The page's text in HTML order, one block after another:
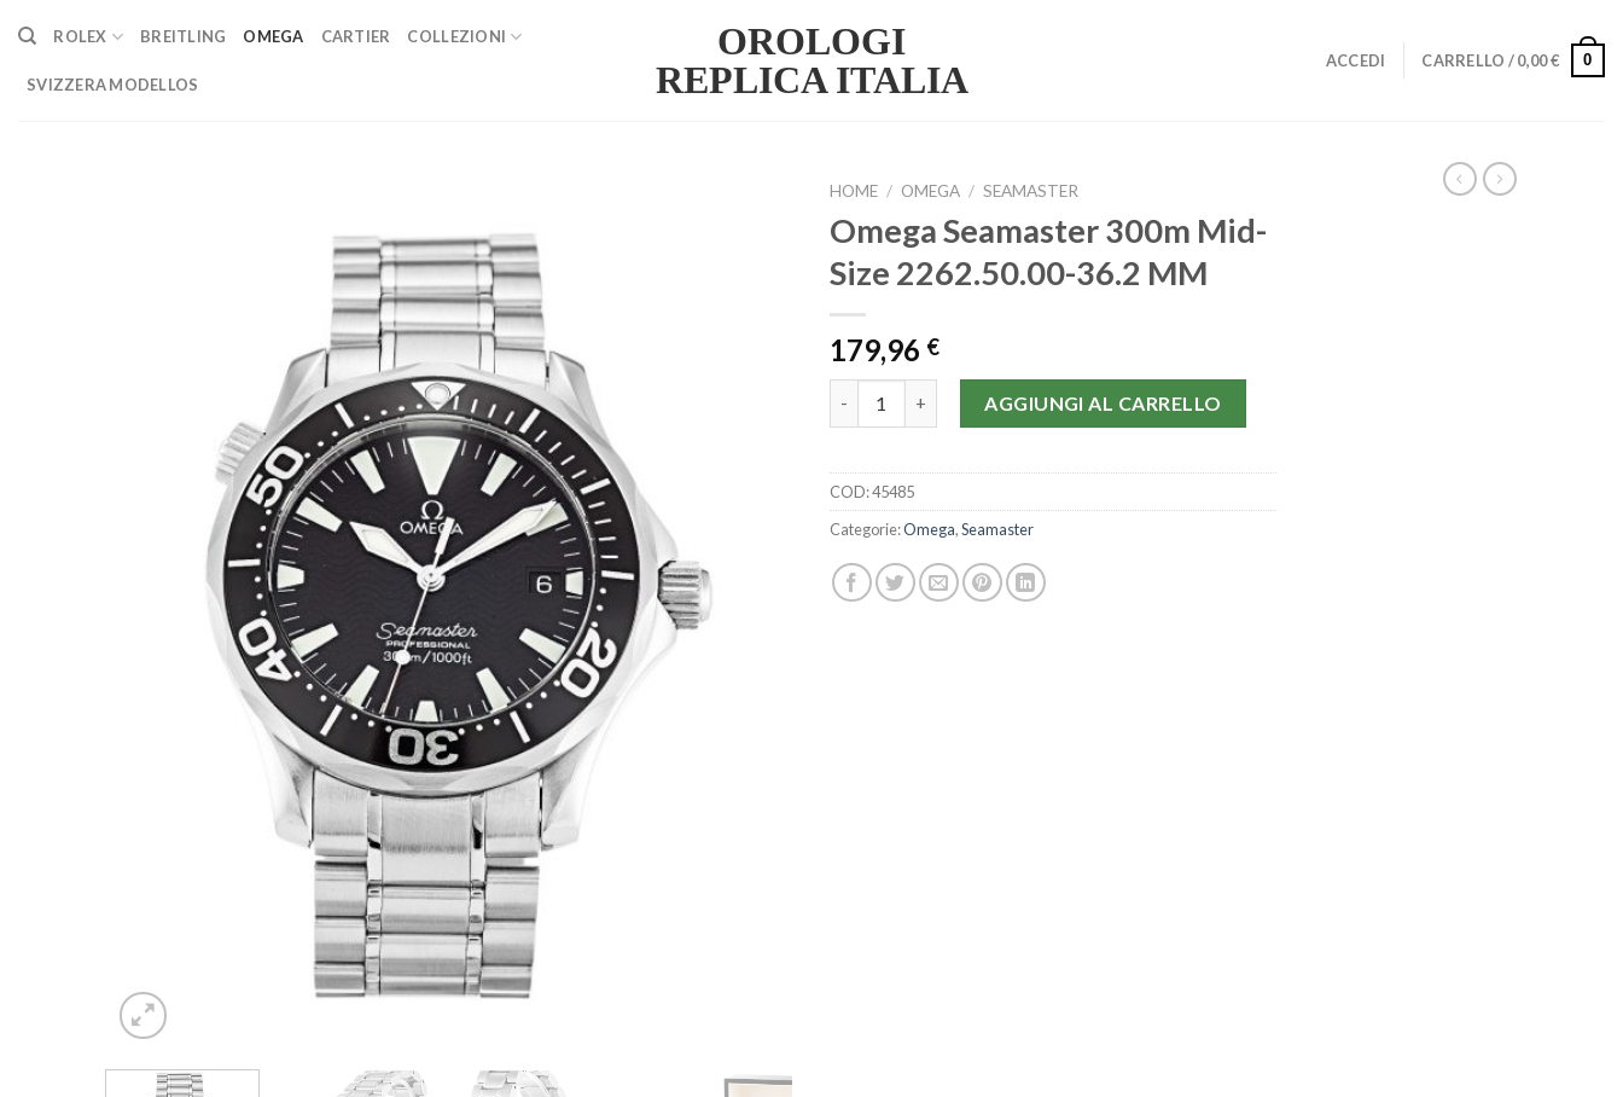
content
OROLOGI
REPLICA ITALIA
ROLEX BREITLING OMEGA CARTIER COLLEZIONI
SVIZZERA MODELLOS
ACCEDI CARRELLO /0,00€ 0
HOME / OMEGA / SEAMASTER
Omega Seamaster 300m Mid-
Size 2262.50.00-36.2 MM
179,96 €
AGGIUNGI AL CARRELLO
COD:45485
Categorie:Omega,Seamaster